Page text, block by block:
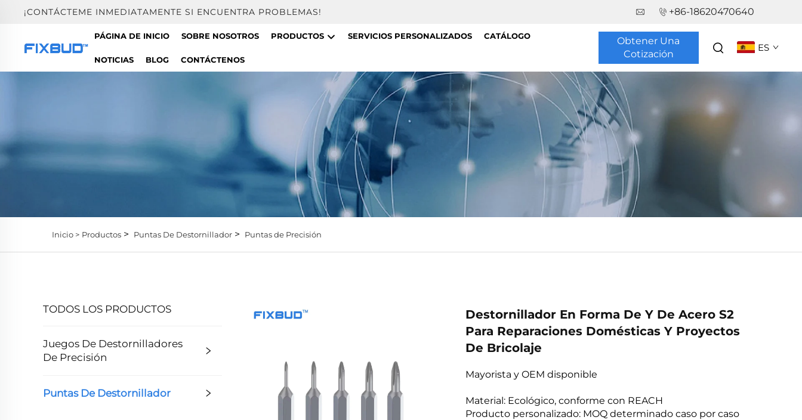
¡CONTÁCTEME INMEDIATAMENTE SI ENCUENTRA PROBLEMAS! +86-18620470640
PÁGINA DE INICIO SOBRE NOSOTROS PRODUCTOS SERVICIOS PERSONALIZADOS CATÁLOGO
NOTICIAS BLOG CONTÁCTENOS
Obtener Una
Cotización
ES
Inicio > Productos > Puntas De Destornillador > Puntas de Precisión
TODOS LOS PRODUCTOS
Juegos De Destornilladores
De Precisión
Puntas De Destornillador
Destornillador En Forma De Y De Acero S2
Para Reparaciones Domésticas Y Proyectos
De Bricolaje
Mayorista y OEM disponible
Material: Ecológico, conforme con REACH
Producto personalizado: MOQ determinado caso por caso